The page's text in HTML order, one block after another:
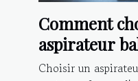
Comment
aspirateur
sans fil ?
Choisir un